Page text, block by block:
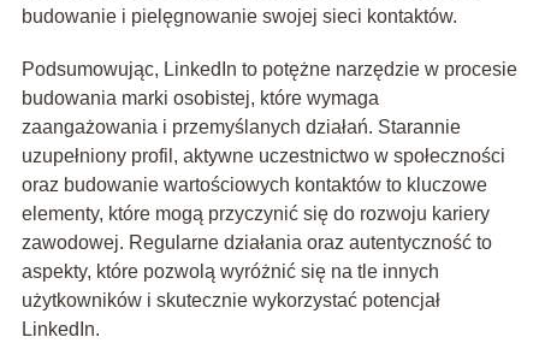
budowanie i pielęgnowanie swojej sieci kontaktów.
Podsumowując, LinkedIn to potężne narzędzie w procesie
budowania marki osobistej, które wymaga
zaangażowania i przemyślanych działań. Starannie
uzupełniony profil, aktywne uczestnictwo w społeczności
oraz budowanie wartościowych kontaktów to kluczowe
elementy, które mogą przyczynić się do rozwoju kariery
zawodowej. Regularne działania oraz autentyczność to
aspekty, które pozwolą wyróżnić się na tle innych
użytkowników i skutecznie wykorzystać potencjał
LinkedIn.